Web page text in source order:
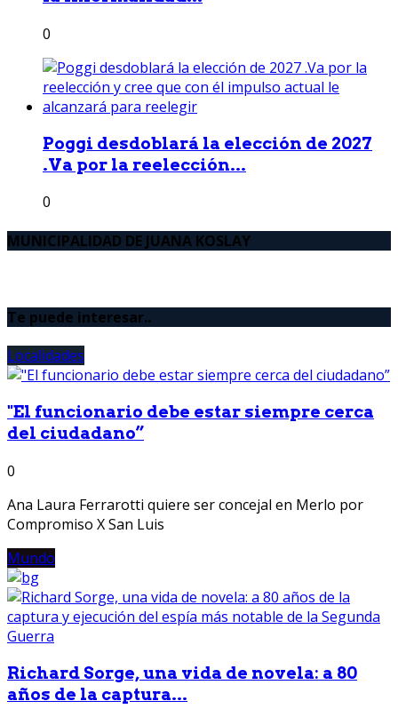
0
Poggi desdoblará la elección de 2027
.Va por la reelección...
0
MUNICIPALIDAD DE JUANA KOSLAY
Te puede interesar..
Localidades
"El funcionario debe estar siempre cerca
del ciudadano”
0
Ana Laura Ferrarotti quiere ser concejal en Merlo por
Compromiso X San Luis
Mundo
Richard Sorge, una vida de novela: a 80
años de la captura...